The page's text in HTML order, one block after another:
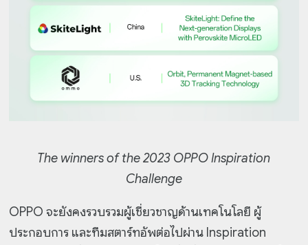
The winners of the 2023 OPPO Inspiration
Challenge
OPPO จะยังคงรวบรวมผู้เชี่ยวชาญด้านเทคโนโลยี ผู้
ประกอบการ และทีมสตาร์ทอัพต่อไปผ่าน Inspiration